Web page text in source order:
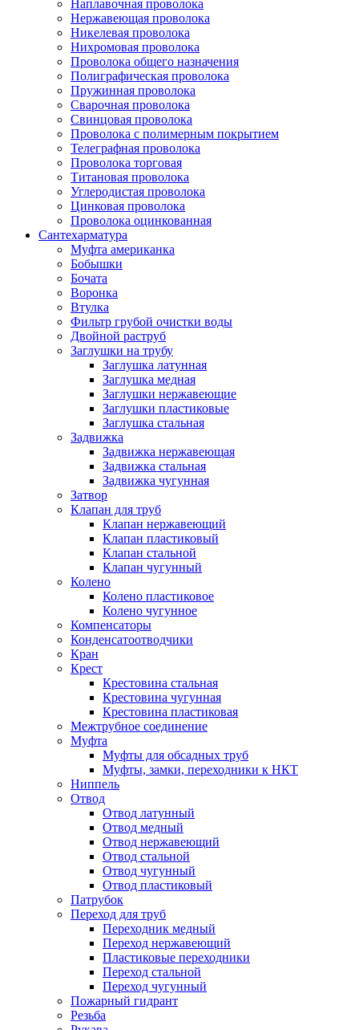
Наплавочная проволока
Нержавеющая проволока
Никелевая проволока
Нихромовая проволока
Проволока общего назначения
Полиграфическая проволока
Пружинная проволока
Сварочная проволока
Свинцовая проволока
Проволока с полимерным покрытием
Телеграфная проволока
Проволока торговая
Титановая проволока
Углеродистая проволока
Цинковая проволока
Проволока оцинкованная
Сантехарматура
Муфта американка
Бобышки
Бочата
Воронка
Втулка
Фильтр грубой очистки воды
Двойной раструб
Заглушки на трубу
Заглушка латунная
Заглушка медная
Заглушки нержавеющие
Заглушки пластиковые
Заглушка стальная
Задвижка
Задвижка нержавеющая
Задвижка стальная
Задвижка чугунная
Затвор
Клапан для труб
Клапан нержавеющий
Клапан пластиковый
Клапан стальной
Клапан чугунный
Колено
Колено пластиковое
Колено чугунное
Компенсаторы
Конденсатоотводчики
Кран
Крест
Крестовина стальная
Крестовина чугунная
Крестовина пластиковая
Межтрубное соединение
Муфта
Муфты для обсадных труб
Муфты, замки, переходники к НКТ
Ниппель
Отвод
Отвод латунный
Отвод медный
Отвод нержавеющий
Отвод стальной
Отвод чугунный
Отвод пластиковый
Патрубок
Переход для труб
Переходник медный
Переход нержавеющий
Пластиковые переходники
Переход стальной
Переход чугунный
Пожарный гидрант
Резьба